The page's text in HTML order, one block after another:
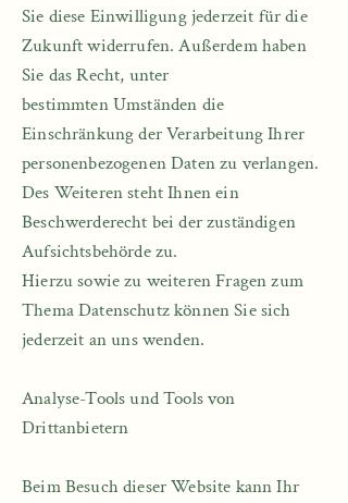
Sie diese Einwilligung jederzeit für die
Zukunft widerrufen. Außerdem haben
Sie das Recht, unter
bestimmten Umständen die
Einschränkung der Verarbeitung Ihrer
personenbezogenen Daten zu verlangen.
Des Weiteren steht Ihnen ein
Beschwerderecht bei der zuständigen
Aufsichtsbehörde zu.
Hierzu sowie zu weiteren Fragen zum
Thema Datenschutz können Sie sich
jederzeit an uns wenden.
Analyse-Tools und Tools von
Drittanbietern​
Beim Besuch dieser Website kann Ihr